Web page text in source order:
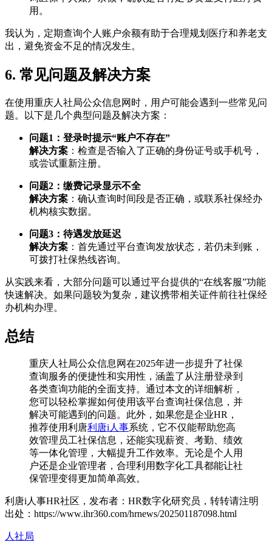
用。
我认为，定期查询个人账户余额有助于合理规划医疗和养老支
出，避免资金不足的情况发生。
6. 常见问题及解决方案
在使用重庆人社局公众信息网时，用户可能会遇到一些常见问
题。以下是几个典型问题及解决方案：
问题1：登录时提示“账户不存在”
解决方案 ：检查是否输入了正确的身份证号或手机号，
或尝试重新注册。
问题2：缴费记录显示不全
解决方案 ：确认查询时间段是否正确，或联系社保经办
机构核实数据。
问题3：待遇发放延迟
解决方案 ：首先通过平台查询发放状态，若仍未到账，
可拨打社保热线咨询。
从实践来看，大部分问题可以通过平台提供的“在线客服”功能
快速解决。如果问题较为复杂，建议携带相关证件前往社保经
办机构办理。
总结
重庆人社局公众信息网在2025年进一步提升了社保
查询服务的便捷性和实用性，涵盖了从注册登录到
各类查询功能的全面支持。通过本文的详细解析，
您可以轻松掌握如何使用该平台查询社保信息，并
解决可能遇到的问题。此外，如果您是企业HR，
推荐使用利唐利唐i人事系统，它不仅能帮助您高
效管理员工社保信息，还能实现薪资、考勤、绩效
等一体化管理，大幅提升工作效率。无论是个人用
户还是企业管理者，合理利用数字化工具都能让社
保管理变得更加简单高效。
利唐i人事HR社区，发布者：HR数字化研究员，转转请注明
出处： https://www.ihr360.com/hrnews/202501187098.html
人社局